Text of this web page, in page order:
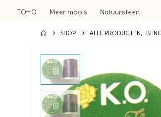
TOHO Meer moois Natuursteen
SHOP ALLE PRODUCTEN,